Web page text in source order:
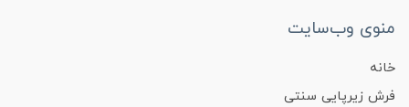
منوی وب‌سایت
خانه
فرش زیرپایی سنتی